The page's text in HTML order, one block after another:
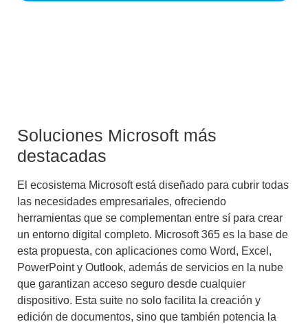
Soluciones Microsoft más
destacadas
El ecosistema Microsoft está diseñado para cubrir todas
las necesidades empresariales, ofreciendo
herramientas que se complementan entre sí para crear
un entorno digital completo. Microsoft 365 es la base de
esta propuesta, con aplicaciones como Word, Excel,
PowerPoint y Outlook, además de servicios en la nube
que garantizan acceso seguro desde cualquier
dispositivo. Esta suite no solo facilita la creación y
edición de documentos, sino que también potencia la